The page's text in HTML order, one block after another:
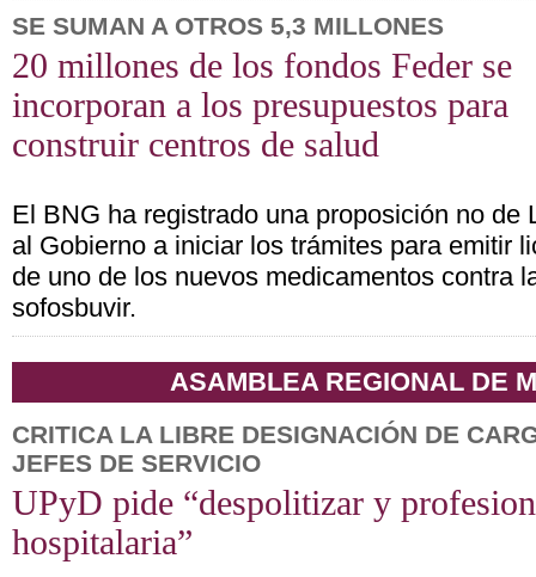
SE SUMAN A OTROS 5,3 MILLONES
20 millones de los fondos Feder se
incorporan a los presupuestos para
construir centros de salud
El BNG ha registrado una proposición no de
al Gobierno a iniciar los trámites para emitir
de uno de los nuevos medicamentos contra
sofosbuvir.
ASAMBLEA REGIONAL DE
CRITICA LA LIBRE DESIGNACIÓN DE
JEFES DE SERVICIO
UPyD pide “despolitizar y
hospitalaria”